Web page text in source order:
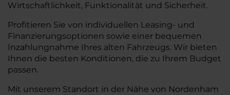
Wirtschaftlichkeit, Funktionalität und Sicherheit.
Profitieren Sie von individuellen Leasing- und
Finanzierungsoptionen sowie einer bequemen
Inzahlungnahme Ihres alten Fahrzeugs. Wir bieten
Ihnen die besten Konditionen, die zu Ihrem Budget
passen.
Mit unserem Standort in der Nähe von Nordenham